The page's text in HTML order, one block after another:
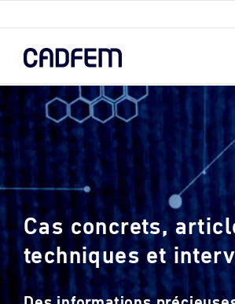
content.
Cas concrets,
techniques et